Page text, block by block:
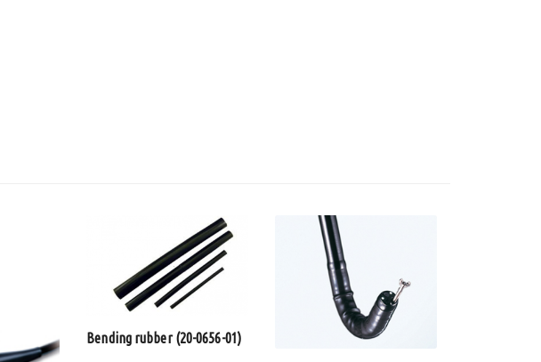
Bending rubber (20-0656-01)